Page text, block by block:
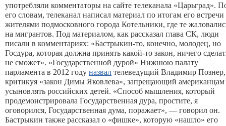
употребляли комментаторы на сайте телеканала «Царьград».
его словам, телеканал написал материал по итогам его встречи
жителями подмосковного города Котельники, где те
на мигрантов. Под материалом, как рассказал глава СК, люди
писали в комментариях: «Бастрыкин-то, конечно, молодец, но
Госдура, которая должна принять какой-то закон, ничего
не сможет». «Государственной дурой» Нижнюю палату
парламента в 2012 году назвал телеведущий Владимир Познер,
критикуя «закон Димы Яковлева», запрещающий американцам
усыновлять российских детей. «Способ мышления, который
продемонстрировала Государственная дура, простите, я
оговорился, Государственная дума, поражает», — говорил он.
Бастрыкин также рассказал о «фишке», которую «нашло» его